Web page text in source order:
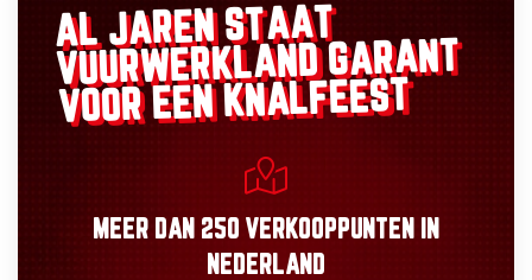
AL JAREN STAAT
VUURWERKLANDGARANT
VOOR EEN KNALFEEST
MEER DAN 250 VERKOOPPUNTEN
IN
NEDERLAND